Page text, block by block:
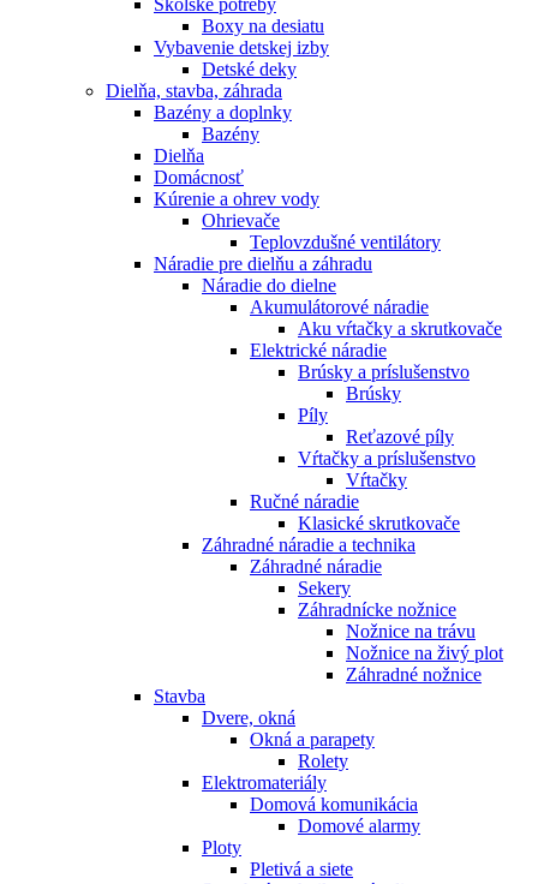
Školské potreby
Boxy na desiatu
Vybavenie detskej izby
Detské deky
Dielňa, stavba, záhrada
Bazény a doplnky
Bazény
Dielňa
Domácnosť
Kúrenie a ohrev vody
Ohrievače
Teplovzdušné ventilátory
Náradie pre dielňu a záhradu
Náradie do dielne
Akumulátorové náradie
Aku vŕtačky a skrutkovače
Elektrické náradie
Brúsky a príslušenstvo
Brúsky
Píly
Reťazové píly
Vŕtačky a príslušenstvo
Vŕtačky
Ručné náradie
Klasické skrutkovače
Záhradné náradie a technika
Záhradné náradie
Sekery
Záhradnícke nožnice
Nožnice na trávu
Nožnice na živý plot
Záhradné nožnice
Stavba
Dvere, okná
Okná a parapety
Rolety
Elektromateriály
Domová komunikácia
Domové alarmy
Ploty
Pletivá a siete